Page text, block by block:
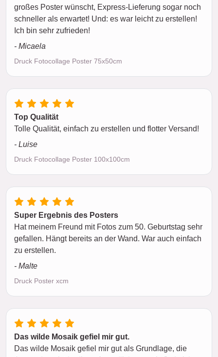
großes Poster wünscht, Express-Lieferung sogar noch
schneller als erwartet! Und: es war leicht zu erstellen!
Ich bin sehr zufrieden!
- Micaela
Druck Fotocollage Poster 75x50cm
Top Qualität
Tolle Qualität, einfach zu erstellen und flotter Versand!
- Luise
Druck Fotocollage Poster 100x100cm
Super Ergebnis des Posters
Hat meinem Freund mit Fotos zum 50. Geburtstag sehr
gefallen. Hängt bereits an der Wand. War auch einfach
zu erstellen.
- Malte
Druck Poster xcm
Das wilde Mosaik gefiel mir gut.
Das wilde Mosaik gefiel mir gut als Grundlage, die